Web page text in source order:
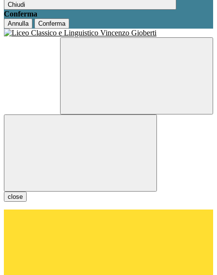
Chiudi
Conferma
Annulla Conferma
close